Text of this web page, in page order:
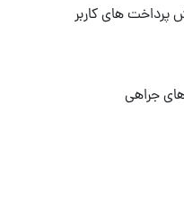
پرداخت های کاربر
جراهی